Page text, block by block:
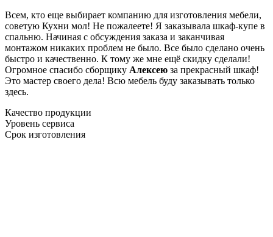
Всем, кто еще выбирает компанию для изготовления мебели,
советую Кухни мол! Не пожалеете! Я заказывала шкаф-купе в
спальню. Начиная с обсуждения заказа и заканчивая
монтажом никаких проблем не было. Все было сделано очень
быстро и качественно. К тому же мне ещё скидку сделали!
Огромное спасибо сборщику Алексею за прекрасный шкаф!
Это мастер своего дела! Всю мебель буду заказывать только
здесь.
Качество продукции
Уровень сервиса
Срок изготовления